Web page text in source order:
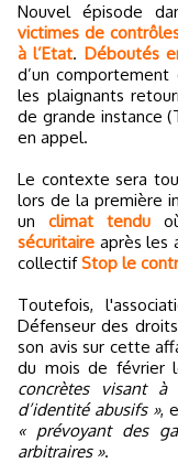
Nouvel épisode
victimes de
à l’Etat. Déboutés
d’un
les plaignants
de grande instance
en appel.
Le contexte sera
lors de la première
unclimat tendu
sécuritaire après les
collectifStop le
Toutefois,
Défenseur des
son avis sur cette
du mois de février
concrètes visant
d’identité abusifs »,
« prévoyant des
arbitraires ».